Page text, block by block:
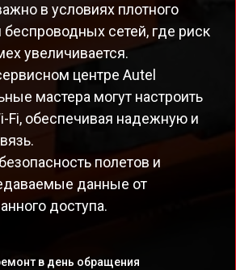
в условиях плотного
беспроводных сетей, где риск
увеличивается.
центре Autel
мастера могут настроить
Fi, обеспечивая надежную и
полетов и
данные от
доступа.
в день обращения